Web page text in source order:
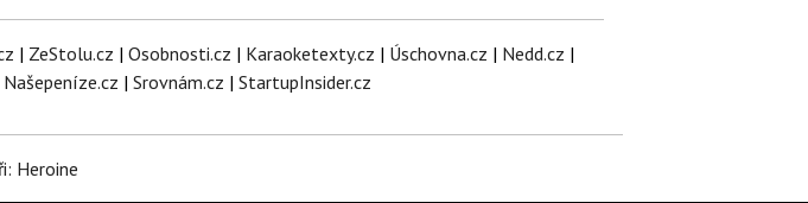
| ZeStolu.cz | Osobnosti.cz | Karaoketexty.cz | Úschovna.cz | Nedd.cz |
Našepeníze.cz | Srovnám.cz | StartupInsider.cz
Heroine